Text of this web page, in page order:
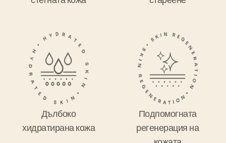
Дълбоко
хидратирана кожа
Подпомогната
регенерация на